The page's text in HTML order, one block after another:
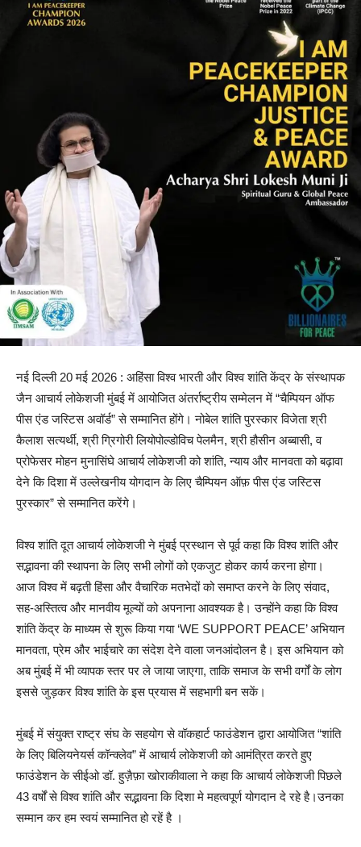
नई दिल्ली 20 मई 2026 : अहिंसा विश्व भारती और विश्व शांति केंद्र के संस्थापक
जैन आचार्य लोकेशजी मुंबई में आयोजित अंतर्राष्ट्रीय सम्मेलन में “चैम्पियन ऑफ
पीस एंड जस्टिस अवॉर्ड” से सम्मानित होंगे। नोबेल शांति पुरस्कार विजेता श्री
कैलाश सत्यर्थी, श्री ग्रिगोरी लियोपोल्डोविच पेलमैन, श्री हौसीन अब्बासी, व
प्रोफेसर मोहन मुनासिंघे आचार्य लोकेशजी को शांति, न्याय और मानवता को बढ़ावा
देने कि दिशा में उल्लेखनीय योगदान के लिए चैम्पियन ऑफ़ पीस एंड जस्टिस
पुरस्कार” से सम्मानित करेंगे।
विश्व शांति दूत आचार्य लोकेशजी ने मुंबई प्रस्थान से पूर्व कहा कि विश्व शांति और
सद्भावना की स्थापना के लिए सभी लोगों को एकजुट होकर कार्य करना होगा।
आज विश्व में बढ़ती हिंसा और वैचारिक मतभेदों को समाप्त करने के लिए संवाद,
सह-अस्तित्व और मानवीय मूल्यों को अपनाना आवश्यक है। उन्होंने कहा कि विश्व
शांति केंद्र के माध्यम से शुरू किया गया ‘WE SUPPORT PEACE’ अभियान
मानवता, प्रेम और भाईचारे का संदेश देने वाला जनआंदोलन है। इस अभियान को
अब मुंबई में भी व्यापक स्तर पर ले जाया जाएगा, ताकि समाज के सभी वर्गों के लोग
इससे जुड़कर विश्व शांति के इस प्रयास में सहभागी बन सकें।
मुंबई में संयुक्त राष्ट्र संघ के सहयोग से वॉकहार्ट फाउंडेशन द्वारा आयोजित “शांति
के लिए बिलियनेयर्स कॉन्क्लेव” में आचार्य लोकेशजी को आमंत्रित करते हुए
फाउंडेशन के सीईओ डॉ. हुज़ैफ़ा खोराकीवाला ने कहा कि आचार्य लोकेशजी पिछले
43 वर्षों से विश्व शांति और सद्भावना कि दिशा मे महत्वपूर्ण योगदान दे रहे है।उनका
सम्मान कर हम स्वयं सम्मानित हो रहें है ।